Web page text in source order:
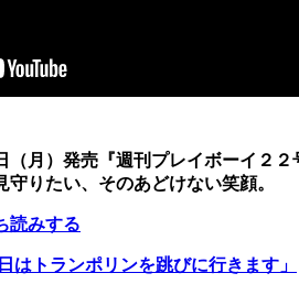
月）発売『週刊プレイボーイ２２
りたい、そのあどけない笑顔。
読みする
トランポリンを跳びに行きます」